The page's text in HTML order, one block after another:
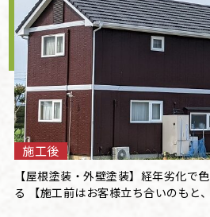
施工後
【屋根塗装・外壁塗装】経年劣化で
る 【施工前はお客様立ち合いのもと